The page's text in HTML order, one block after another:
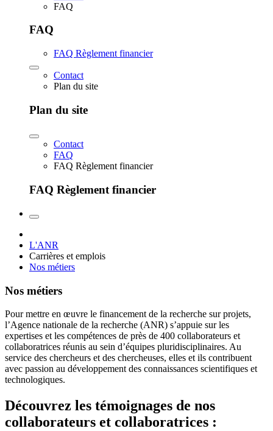
FAQ
FAQ
FAQ Règlement financier
Contact
Plan du site
Plan du site
Contact
FAQ
FAQ Règlement financier
FAQ Règlement financier
L'ANR
Carrières et emplois
Nos métiers
Nos métiers
Pour mettre en œuvre le financement de la recherche sur projets,
l’Agence nationale de la recherche (ANR) s’appuie sur les
expertises et les compétences de près de 400 collaborateurs et
collaboratrices réunis au sein d’équipes pluridisciplinaires. Au
service des chercheurs et des chercheuses, elles et ils contribuent
avec passion au développement des connaissances scientifiques et
technologiques.
Découvrez les témoignages de nos
collaborateurs et collaboratrices :